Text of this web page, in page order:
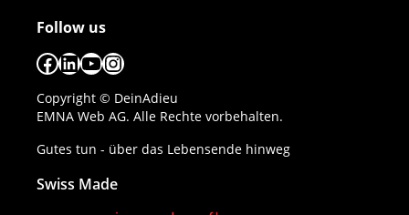
Follow us
Facebook
LinkedIn
YouTube
Instagram
Copyright © DeinAdieu
EMNA Web AG. Alle Rechte vorbehalten.
Gutes tun - über das Lebensende hinweg
Swiss Made